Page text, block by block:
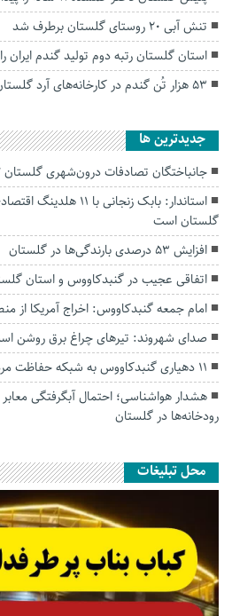
تنش آبی ۲۰ روستای گلستان برطرف شد
استان گلستان رتبه دوم تولید گندم
۵۳ هزار تُن گندم در کارخانه‌های آرد گلستان مفقود شد
جديدترين ها
جانباختگان تصادفات درون‌شهری گلستان ۱۷ درصد کاهش یافت
استاندار: بابک زنجانی
گلستان است
افزایش ۵۳ درصدی بارندگی‌ها در گلستان
اتفاقی عجیب در‌ گنبدکاووس و استان
امام جمعه گنبدکاووس: اخراج آمریکا از
صدای شهروند: تیرهای چراغ برق روشن
۱۱ دهیاری گنبدکاووس به شبکه حفاظت مردمی منابع طبیعی پیوستند
هشدار هواشناسی؛ احتمال آبگرفتگی
رودخانه‌ها در گلستان
محل تبلیغات